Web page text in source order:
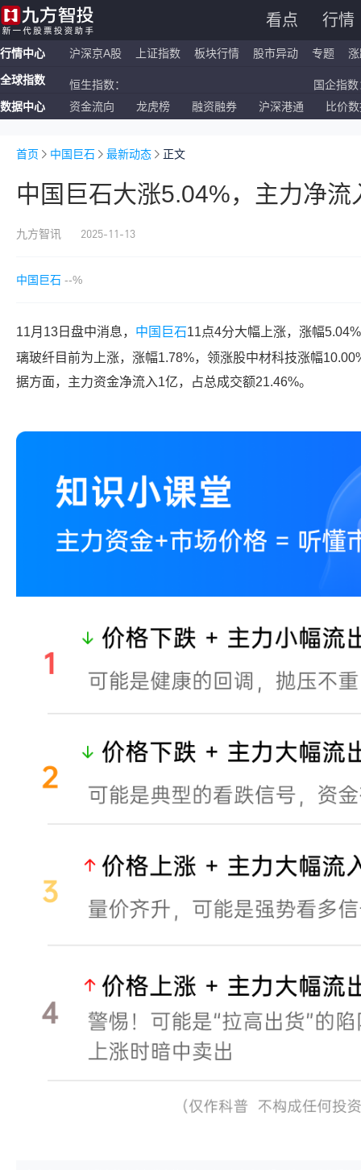
看点 行情
行情中心 沪深京A股 上证指数 板块行情 股市异动 专题
全球指数 恒生指数： 国企指数：
纳斯达克ETF： 标普500ETF：
数据中心 资金流向 龙虎榜 融资融券 沪深港通 比价
首页 中国巨石 最新动态 正文
中国巨石大涨5.04%，主力净流
九方智讯 2025-11-13
中国巨石 --%
11月13日盘中消息， 中国巨石11点4分大幅上涨，涨幅
璃玻纤目前为上涨，涨幅1.78%，领涨股中材科技涨幅
据方面，主力资金净流入1亿，占总成交额21.46%。